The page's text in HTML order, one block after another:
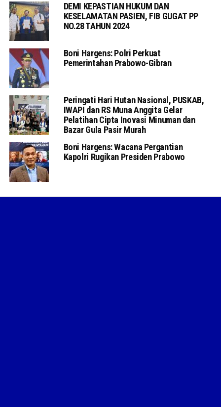
DEMI KEPASTIAN HUKUM DAN
KESELAMATAN PASIEN, FIB GUGAT PP
NO.28 TAHUN 2024
Boni Hargens: Polri Perkuat
Pemerintahan Prabowo-Gibran
Peringati Hari Hutan Nasional, PUSKAB,
IWAPI dan RS Muna Anggita Gelar
Pelatihan Cipta Inovasi Minuman dan
Bazar Gula Pasir Murah
Boni Hargens: Wacana Pergantian
Kapolri Rugikan Presiden Prabowo